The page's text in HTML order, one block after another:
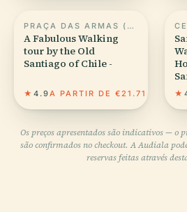
PRAÇA DAS ARMAS (SANTIAGO)
A Fabulous Walking
tour by the Old
Santiago of Chile -
★ 4.9A PARTIR DE €21.71 ★
Os preços apresentados são indicativos — o
são confirmados no checkout. A Audiala
reservas feitas através